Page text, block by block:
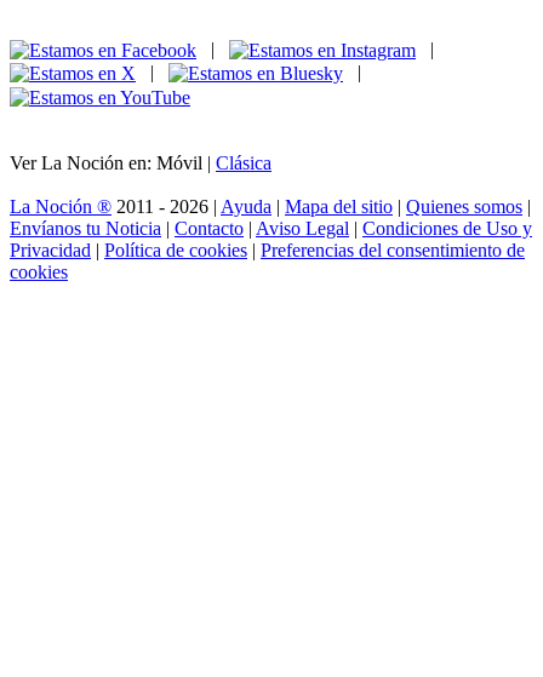
|
|
|
|
Ver La Noción en: Móvil | Clásica
La Noción ® 2011 - 2026 | Ayuda | Mapa del sitio | Quienes somos |
Envíanos tu Noticia | Contacto | Aviso Legal | Condiciones de Uso y
Privacidad | Política de cookies | Preferencias del consentimiento de
cookies